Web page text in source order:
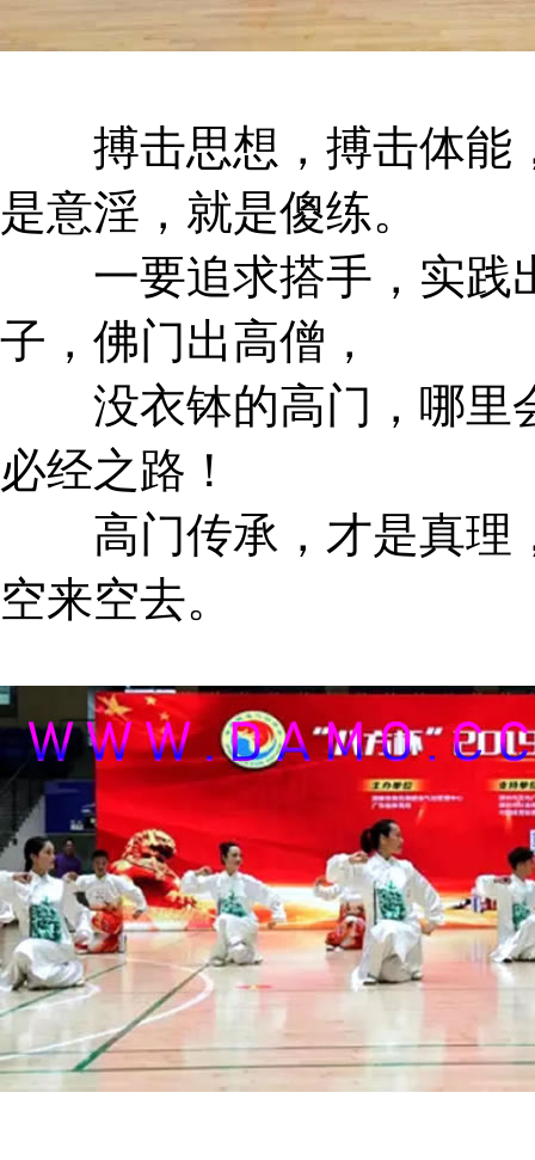
搏击思想，搏击体能
是意淫，就是傻练。
一要追求搭手，实践
子，佛门出高僧，
没衣钵的高门，哪里
必经之路！
高门传承，才是真理
空来空去。